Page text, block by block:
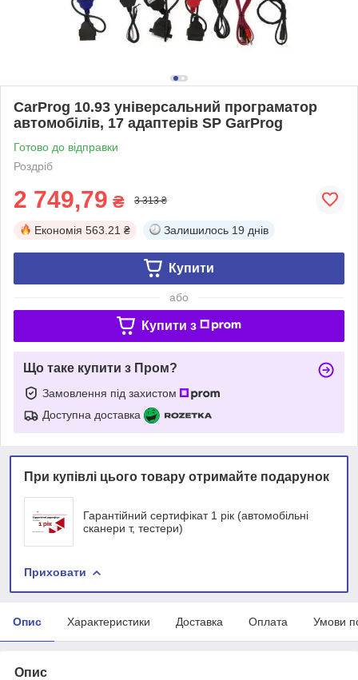
CarProg 10.93 універсальний програматор
автомобілів, 17 адаптерів SP GarProg
Готово до відправки
Роздріб
2 749,79 ₴ 3 313 ₴
Економія 563.21 ₴ Залишилось 19 днів
Купити
або
Купити з
Що таке купити з Пром?
Замовлення під захистом
Доступна доставка
При купівлі цього товару отримайте подарунок
Гарантійний сертифікат 1 рік (автомобільні
сканери т, тестери)
Приховати
Опис Характеристики Доставка Оплата Умови
Опис